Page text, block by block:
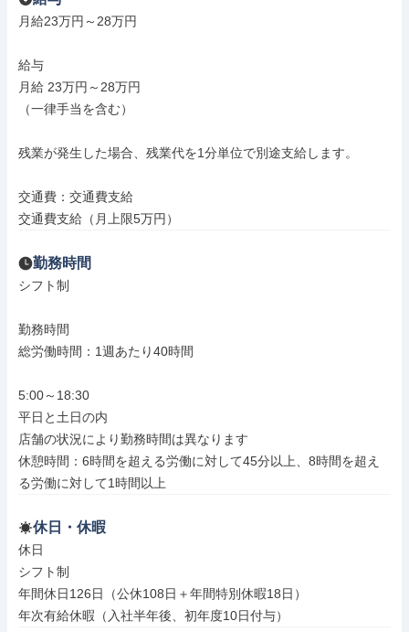
月給23万円～28万円
給与
月給 23万円～28万円
（一律手当を含む）
残業が発生した場合、残業代を1分単位で別途支給します。
交通費：交通費支給
交通費支給（月上限5万円）
勤務時間
シフト制
勤務時間
総労働時間：1週あたり40時間
5:00～18:30
平日と土日の内
店舗の状況により勤務時間は異なります
休憩時間：6時間を超える労働に対して45分以上、8時間を超え
る労働に対して1時間以上
休日・休暇
休日
シフト制
年間休日126日（公休108日＋年間特別休暇18日）
年次有給休暇（入社半年後、初年度10日付与）